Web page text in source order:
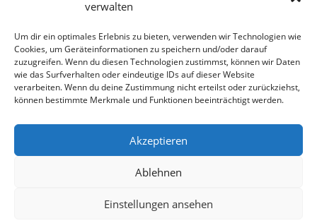
verwalten
Um dir ein optimales Erlebnis zu bieten, verwenden wir Technologien wie
Cookies, um Geräteinformationen zu speichern und/oder darauf
zuzugreifen. Wenn du diesen Technologien zustimmst, können wir Daten
wie das Surfverhalten oder eindeutige IDs auf dieser Website
verarbeiten. Wenn du deine Zustimmung nicht erteilst oder zurückziehst,
können bestimmte Merkmale und Funktionen beeinträchtigt werden.
Akzeptieren
Ablehnen
Einstellungen ansehen
die Gefahr endlich konkret!“
Biologisches Wunder in Ceuta
Ein vermeintliches Abschiebemärchen
Archiv